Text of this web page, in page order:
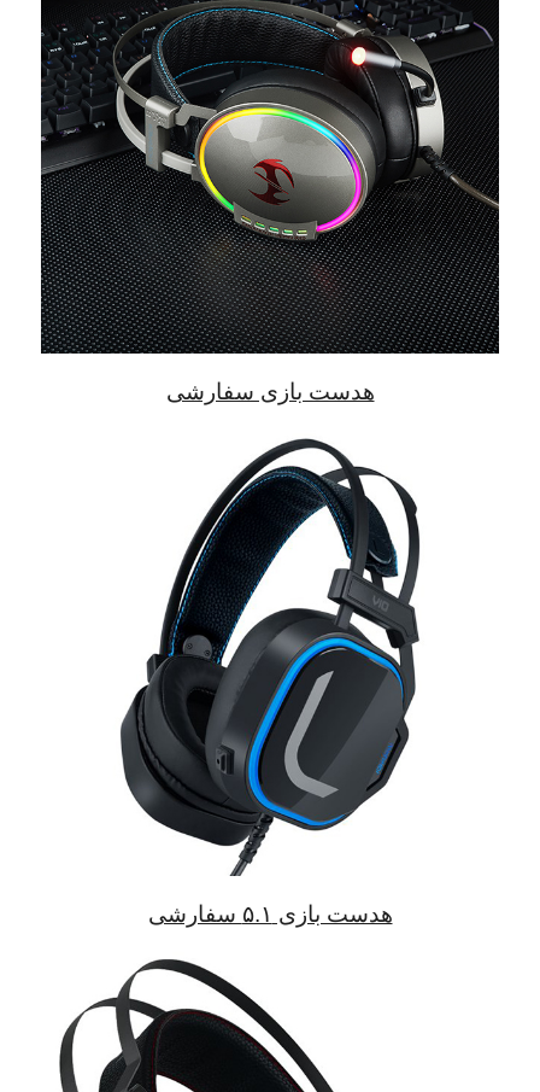
هدست بازی سفارشی
هدست بازی ۵.۱ سفارشی